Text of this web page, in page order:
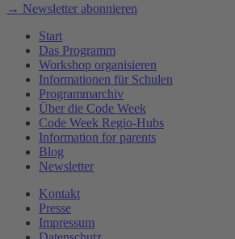
→ Newsletter abonnieren
Start
Das Programm
Workshop organisieren
Informationen für Schulen
Programmarchiv
Über die Code Week
Code Week Regio-Hubs
Information for parents
Blog
Newsletter
Kontakt
Presse
Impressum